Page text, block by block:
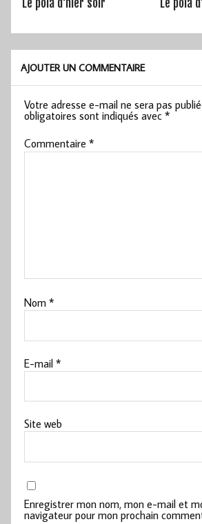
AJOUTER UN COMMENTAIRE
Votre adresse e-mail ne sera pas
obligatoires sont indiqués avec*
Commentaire*
Nom*
E-mail*
Site web
Enregistrer mon nom, mon e-mail et
navigateur pour mon prochain